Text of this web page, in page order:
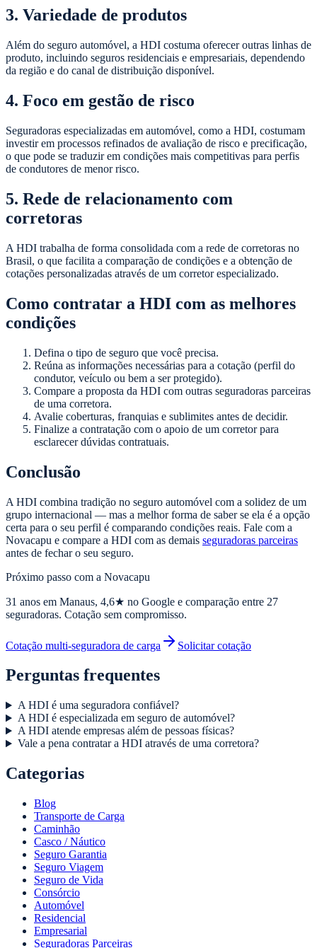
3. Variedade de produtos
Além do seguro automóvel, a HDI costuma oferecer outras linhas de
produto, incluindo seguros residenciais e empresariais, dependendo
da região e do canal de distribuição disponível.
4. Foco em gestão de risco
Seguradoras especializadas em automóvel, como a HDI, costumam
investir em processos refinados de avaliação de risco e precificação,
o que pode se traduzir em condições mais competitivas para perfis
de condutores de menor risco.
5. Rede de relacionamento com
corretoras
A HDI trabalha de forma consolidada com a rede de corretoras no
Brasil, o que facilita a comparação de condições e a obtenção de
cotações personalizadas através de um corretor especializado.
Como contratar a HDI com as melhores
condições
Defina o tipo de seguro que você precisa.
Reúna as informações necessárias para a cotação (perfil do
condutor, veículo ou bem a ser protegido).
Compare a proposta da HDI com outras seguradoras parceiras
de uma corretora.
Avalie coberturas, franquias e sublimites antes de decidir.
Finalize a contratação com o apoio de um corretor para
esclarecer dúvidas contratuais.
Conclusão
A HDI combina tradição no seguro automóvel com a solidez de um
grupo internacional — mas a melhor forma de saber se ela é a opção
certa para o seu perfil é comparando condições reais. Fale com a
Novacapu e compare a HDI com as demais seguradoras parceiras
antes de fechar o seu seguro.
Próximo passo com a Novacapu
31 anos em Manaus, 4,6★ no Google e comparação entre 27
seguradoras. Cotação sem compromisso.
Cotação multi-seguradora de carga Solicitar cotação
Perguntas frequentes
A HDI é uma seguradora confiável?
A HDI é especializada em seguro de automóvel?
A HDI atende empresas além de pessoas físicas?
Vale a pena contratar a HDI através de uma corretora?
Categorias
Blog
Transporte de Carga
Caminhão
Casco / Náutico
Seguro Garantia
Seguro Viagem
Seguro de Vida
Consórcio
Automóvel
Residencial
Empresarial
Seguradoras Parceiras